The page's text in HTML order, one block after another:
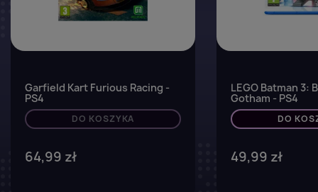
Garfield Kart Furious Racing -
PS4
DO KOSZYKA
64,99 zł
LEGO Batman 3:
Gotham - PS4
DO
49,99 zł